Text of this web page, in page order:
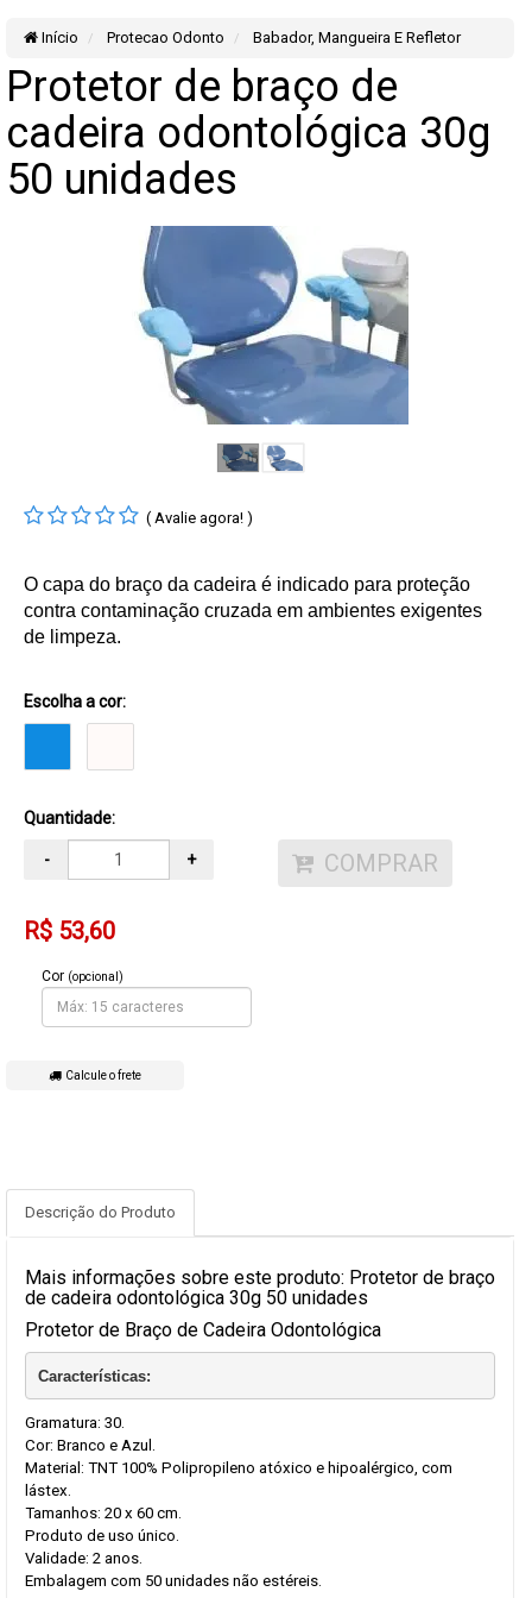
Início Protecao Odonto Babador, Mangueira E Refletor
Protetor de braço de
cadeira odontológica 30g
50 unidades
( Avalie agora! )
O capa do braço da cadeira é indicado para proteção
contra contaminação cruzada em ambientes exigentes
de limpeza.
Escolha a cor:
Quantidade:
- + COMPRAR
R$ 53,60
Cor (opcional)
Calcule o frete
Descrição do Produto
Mais informações sobre este produto: Protetor de braço
de cadeira odontológica 30g 50 unidades
Protetor de Braço de Cadeira Odontológica
Características:
Gramatura: 30.
Cor: Branco e Azul.
Material: TNT 100% Polipropileno atóxico e hipoalérgico, com
lástex.
Tamanhos: 20 x 60 cm.
Produto de uso único.
Validade: 2 anos.
Embalagem com 50 unidades não estéreis.